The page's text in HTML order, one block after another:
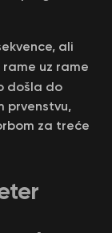
ali
uz rame
došla do
prvenstvu,
za treće